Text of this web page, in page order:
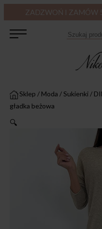
ZADZWOŃ I ZAMÓW
Sklep / Moda /Sukienki /
gładka beżowa
🔍